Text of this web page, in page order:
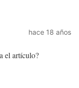
hace 18 años
el artículo?